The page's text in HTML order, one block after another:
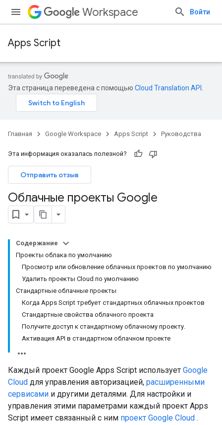
Workspace Войти
Apps Script
Эта страница переведена с помощью Cloud Translation API
Главная Google Workspace Apps Script Руководства
Эта информация оказалась полезной?
Отправить отзыв
Облачные проекты Google
Содержание
Проекты облака по умолчанию
Просмотр или обновление облачных проектов по умолчанию
Удалить проекты Cloud по умолчанию
Стандартные облачные проекты
Когда Apps Script требует стандартных облачных проектов
Стандартные свойства облачного проекта
Получите доступ к стандартному облачному проекту.
Активация API в стандартном облачном проекте
Каждый проект Google Apps Script использует Google
Cloud для управления авторизацией, расширенными
сервисами и другими деталями. Для настройки и
управления этими параметрами каждый проект Apps
Script имеет связанный с ним проект Google Cloud .